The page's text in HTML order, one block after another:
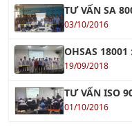
OHSAS 18001 :
19/09/2018
TƯ VẤN ISO
01/10/2016
TIN